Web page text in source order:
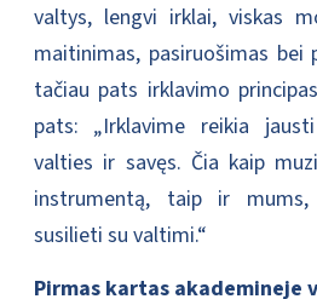
valtys, lengvi irklai, viskas
maitinimas, pasiruošimas bei
tačiau pats irklavimo
pats: „Irklavime reikia
valties ir savęs. Čia kaip
instrumentą, taip ir mums,
susilieti su valtimi.“
Pirmas kartas akademineje